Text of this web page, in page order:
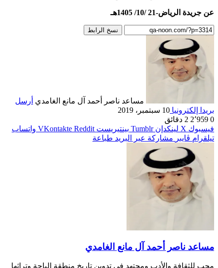
عن جريدة الرياض-21 /10/ 1405هـ
نسخ الرابط
مساعد ناصر أحمد آل مانع الغامدي أرسل
بريدا إلكترونيا 10 سبتمبر، 2019
0
2 دقائق
فيسبوك ‫X لينكدإن بينتيريست
واتساب
تيلقرام ڤايبر مشاركة عبر البريد طباعة
مساعد ناصر أحمد آل مانع الغامدي
محب للثقافة والأدب ومجتهد في تدوين تاريخ منطقة الباحة وتراثها